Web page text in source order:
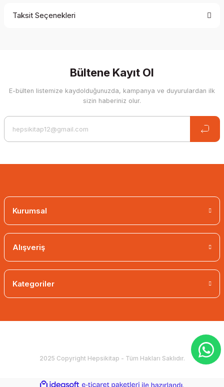
Taksit Seçenekleri
Bültene Kayıt Ol
E-bülten listemize kaydolduğunuzda, kampanya ve duyurulardan ilk
sizin haberiniz olur.
Kurumsal
Alışveriş
Kategoriler
2025 Copyright Hepsikitap - Tüm Hakları Saklıdır.
ideasoft e-